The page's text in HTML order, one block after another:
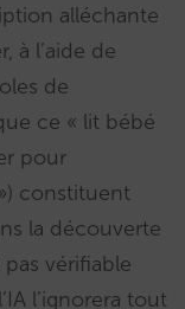
alléchante
à l’aide de
de
ce « lit bébé
pour
constituent
la découverte
vérifiable
l’ignorera tout